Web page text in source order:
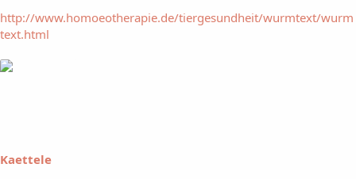
http://www.homoeotherapie.de/tiergesundheit/wurmtext/wurm
text.html
Kaettele